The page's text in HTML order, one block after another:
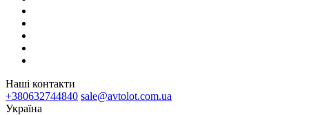
Наші контакти
+380632744840 sale@avtolot.com.ua
Українa